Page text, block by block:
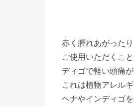
赤く腫れあがった
ご使用いただくこ
ディゴで軽い頭痛
これは植物アレル
ヘナやインディゴ